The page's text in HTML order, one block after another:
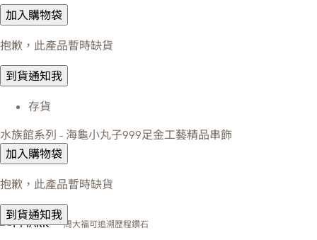
加入購物袋
抱歉，此產品暫時缺貨
到貨通知我
存貨
水族館系列 - 海龜小丸子999足金工藝精品串飾
加入購物袋
抱歉，此產品暫時缺貨
到貨通知我
周大福可追溯歷程鑽石